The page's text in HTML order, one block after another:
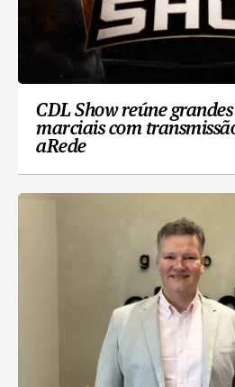
CDL Show reúne
marciais com
aRede